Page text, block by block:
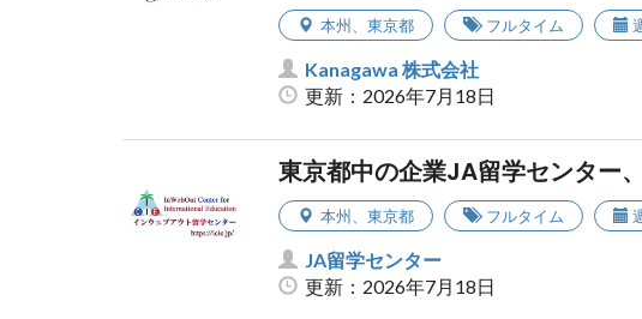
本州、 東京都 フルタイム
Kanagawa 株式会社
更新：2026年7月18日
東京都中の企業JA留学センター
本州、 東京都 フルタイム
JA留学センター
更新：2026年7月18日